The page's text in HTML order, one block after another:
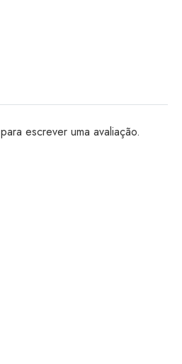
para escrever uma avaliação.